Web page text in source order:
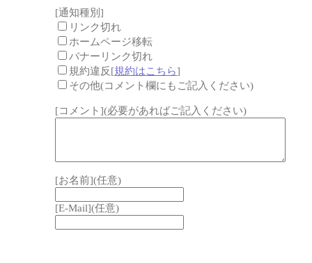
[通知種別]
リンク切れ
ホームページ移転
バナーリンク切れ
規約違反[規約はこちら]
その他(コメント欄にもご記入ください)
[コメント](必要があればご記入ください)
[お名前](任意)
[E-Mail](任意)